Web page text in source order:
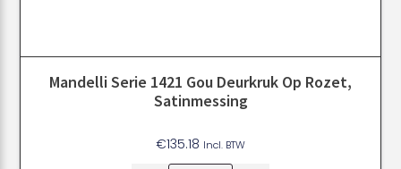
Mandelli Serie 1421 Gou Deurkruk Op Rozet,
Satinmessing
€135.18 Incl. BTW